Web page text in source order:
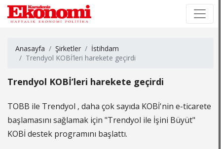
Anasayfa Şirketler
İstihdam
Trendyol KOBİ’leri harekete geçirdi
Trendyol KOBİ’leri harekete geçirdi
TOBB ile Trendyol , daha çok sayıda KOBİ'nin e-ticarete
başlamasını sağlamak için "Trendyol ile İşini Büyüt"
KOBİ destek programını başlattı.
×
×